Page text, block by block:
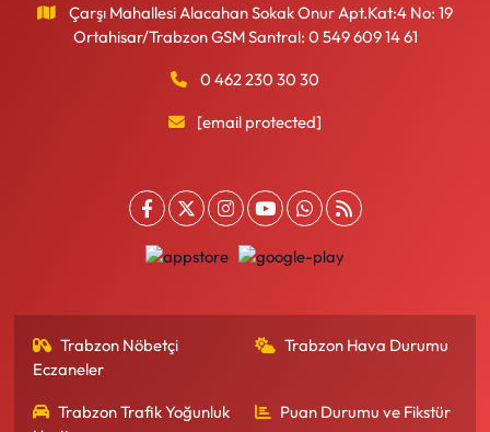
Çarşı Mahallesi Alacahan Sokak Onur Apt.Kat:4 No: 19
Ortahisar/Trabzon GSM Santral: 0 549 609 14 61
0 462 230 30 30
[email protected]
Trabzon Nöbetçi
Eczaneler
Trabzon Hava Durumu
Trabzon Trafik Yoğunluk
Puan Durumu ve Fikstür